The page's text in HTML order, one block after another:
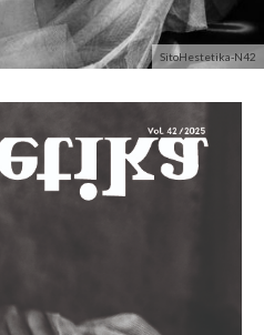
SitoHestetika-N42